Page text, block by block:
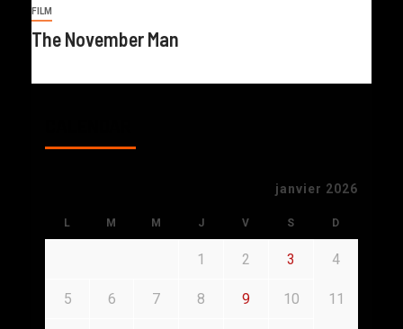
FILM
The November Man
janvier 2026
L M M J V S D
1 2 3 4
5 6 7 8 9 10 11